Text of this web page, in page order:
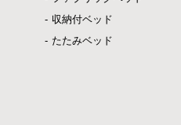
収納付ベッド
たたみベッド